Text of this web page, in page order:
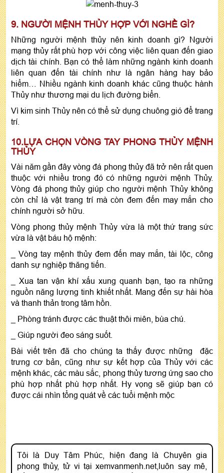
9. NGƯỜI MỆNH THỦY HỢP VỚI NGHỀ GÌ?
Những người mệnh thủy nên kinh doanh gì? Người
mạng thủy rất phù hợp với công việc liên quan đến giao
dịch tài chính. Bạn có thể làm những ngành kinh doanh
liên quan đến tài chính như là ngân hàng hay bảo
hiểm… Nhiều ngành kinh doanh khác cũng thuộc hành
Thủy như thương mại du lịch đường biển.
Vì kim sinh Thủy nên có thể sử dụng chuông gió để trang
trí.
10.LỰA CHỌN VÒNG TAY PHONG THỦY MỆNH
THỦY
Vài năm gần đây vòng đá phong thủy đã trở nên rất quen
thuộc với nhiều trong đó có những người mệnh Thủy.
Vòng đá phong thủy giúp cho người mệnh Thủy không
còn chỉ là vật trang trí mà còn đem đến may mắn cho
chính người sở hữu.
Vòng phong thủy mệnh Thủy vừa là một thứ trang sức
vừa là vật báu hộ mệnh:
_ Vòng tay mệnh thủy đem đến may mắn, tài lộc, công
danh sự nghiệp thăng tiến.
_ Xua tan vận khí xấu xung quanh bạn, tạo ra những
nguồn năng lượng tinh khiết nhất. Mang đến sự hài hòa
và thanh thản trong tâm hồn.
_ Phòng tránh được các thuật thôi miên, bùa chú.
_ Giúp người đeo sáng suốt.
Bài viết trên đã cho chúng ta thấy được những đặc
trưng cơ bản, cũng như sự kết hợp của Thủy với các
mệnh khác, các màu sắc, phong thủy tương ứng sao cho
phù hợp nhất phù hợp nhất. Hy vọng sẽ giúp bạn có
được cái nhìn tổng quát về các tuổi mệnh mộc
Tôi là Duy Tâm Phúc, hiện đang là Chuyên gia
phong thủy, tử vi tại xemvanmenh.net,luôn say mê,